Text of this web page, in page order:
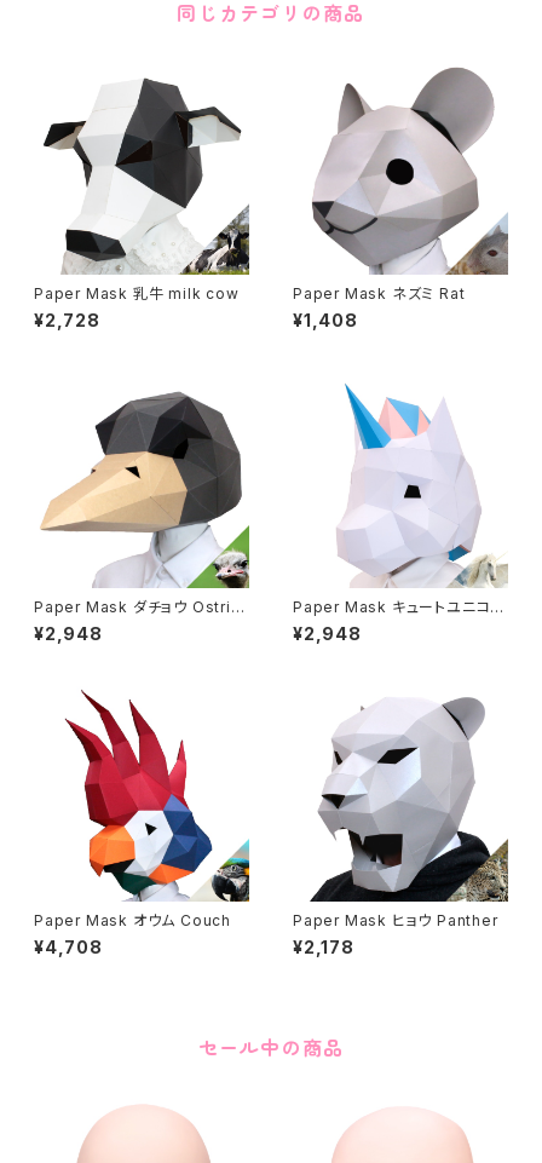
同じカテゴリの商品
Paper Mask 乳牛 milk cow
¥2,728
Paper Mask ネズミ Rat
¥1,408
Paper Mask ダチョウ Ostric
h
¥2,948
Paper Mask キュートユニコー
ン Cute unicon
¥2,948
Paper Mask オウム Couch
¥4,708
Paper Mask ヒョウ Panther
¥2,178
セール中の商品